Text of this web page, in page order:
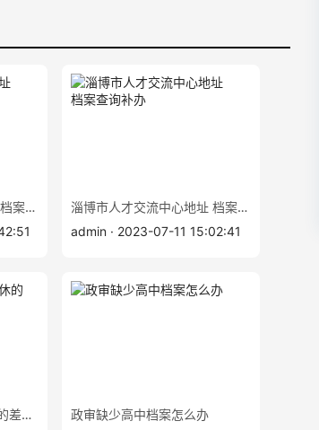
深圳市人才服务中心地址 档案补办查询
淄博市人才交流中心地址 档案查询补办
admin · 2023-07-11 15:02:41
无档案退休和有档案退休的差别？
政审缺少高中档案怎么办